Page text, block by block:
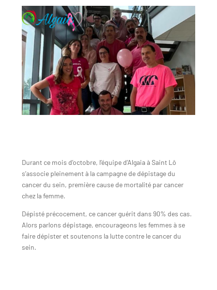
Durant ce mois d’octobre, l’équipe d’Algaia à Saint Lô
s’associe pleinement à la campagne de dépistage du
cancer du sein, première cause de mortalité par cancer
chez la femme.
Dépisté précocement, ce cancer guérit dans 90% des cas.
Alors parlons dépistage, encourageons les femmes à se
faire dépister et soutenons la lutte contre le cancer du
sein.